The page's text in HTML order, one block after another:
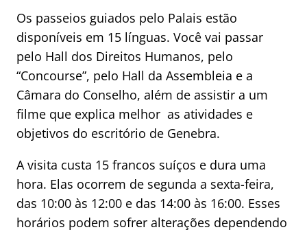
Os passeios guiados pelo Palais estão
disponíveis em 15 línguas. Você vai passar
pelo Hall dos Direitos Humanos, pelo
“Concourse”, pelo Hall da Assembleia e a
Câmara do Conselho, além de assistir a um
filme que explica melhor as atividades e
objetivos do escritório de Genebra.
A visita custa 15 francos suíços e dura uma
hora. Elas ocorrem de segunda a sexta-feira,
das 10:00 às 12:00 e das 14:00 às 16:00. Esses
horários podem sofrer alterações dependendo